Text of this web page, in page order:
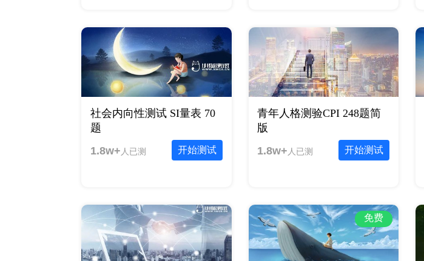
社会内向性测试 SI量表 70
题
开始测试
1.8w+ 人已测
青年人格测验CPI 248题简
版
开始测试
1.8w+ 人已测
免费